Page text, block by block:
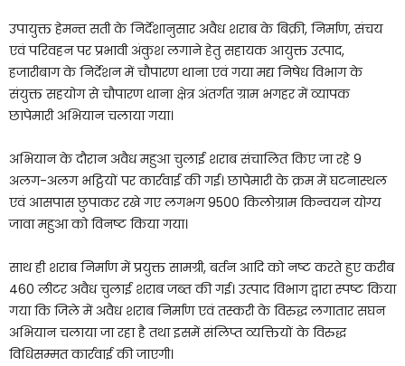
उपायुक्त हेमन्त सती के निर्देशानुसार अवैध शराब के बिक्री, निर्माण, संचय
एवं परिवहन पर प्रभावी अंकुश लगाने हेतु सहायक आयुक्त उत्पाद,
हजारीबाग के निर्देशन में चौपारण थाना एवं गया मद्य निषेध विभाग के
संयुक्त सहयोग से चौपारण थाना क्षेत्र अंतर्गत ग्राम भगहर में व्यापक
छापेमारी अभियान चलाया गया।
अभियान के दौरान अवैध महुआ चुलाई शराब संचालित किए जा रहे 9
अलग-अलग भट्ठियों पर कार्रवाई की गई। छापेमारी के क्रम में घटनास्थल
एवं आसपास छुपाकर रखे गए लगभग 9500 किलोग्राम किन्वयन योग्य
जावा महुआ को विनष्ट किया गया।
साथ ही शराब निर्माण में प्रयुक्त सामग्री, बर्तन आदि को नष्ट करते हुए करीब
460 लीटर अवैध चुलाई शराब जब्त की गई। उत्पाद विभाग द्वारा स्पष्ट किया
गया कि जिले में अवैध शराब निर्माण एवं तस्करी के विरुद्ध लगातार सघन
अभियान चलाया जा रहा है तथा इसमें संलिप्त व्यक्तियों के विरुद्ध
विधिसम्मत कार्रवाई की जाएगी।